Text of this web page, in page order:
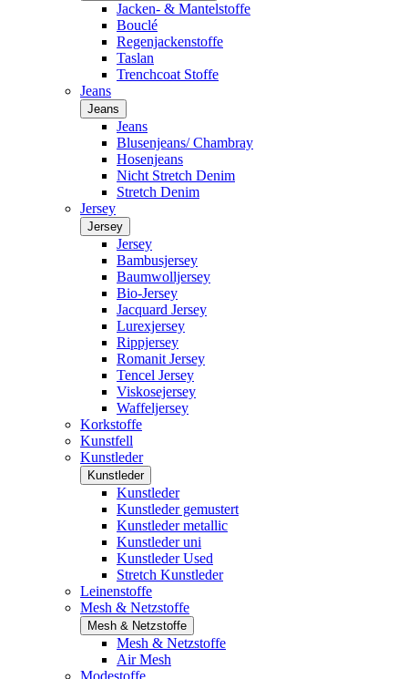
Jacken- & Mantelstoffe
Bouclé
Regenjackenstoffe
Taslan
Trenchcoat Stoffe
Jeans
Jeans
Jeans
Blusenjeans/ Chambray
Hosenjeans
Nicht Stretch Denim
Stretch Denim
Jersey
Jersey
Jersey
Bambusjersey
Baumwolljersey
Bio-Jersey
Jacquard Jersey
Lurexjersey
Rippjersey
Romanit Jersey
Tencel Jersey
Viskosejersey
Waffeljersey
Korkstoffe
Kunstfell
Kunstleder
Kunstleder
Kunstleder
Kunstleder gemustert
Kunstleder metallic
Kunstleder uni
Kunstleder Used
Stretch Kunstleder
Leinenstoffe
Mesh & Netzstoffe
Mesh & Netzstoffe
Mesh & Netzstoffe
Air Mesh
Modestoffe